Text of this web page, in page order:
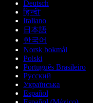
Deutsch
हिन्दी
Italiano
日本語
한국어
Norsk bokmål
Polski
Português Brasileiro
Русский
Українська
Español